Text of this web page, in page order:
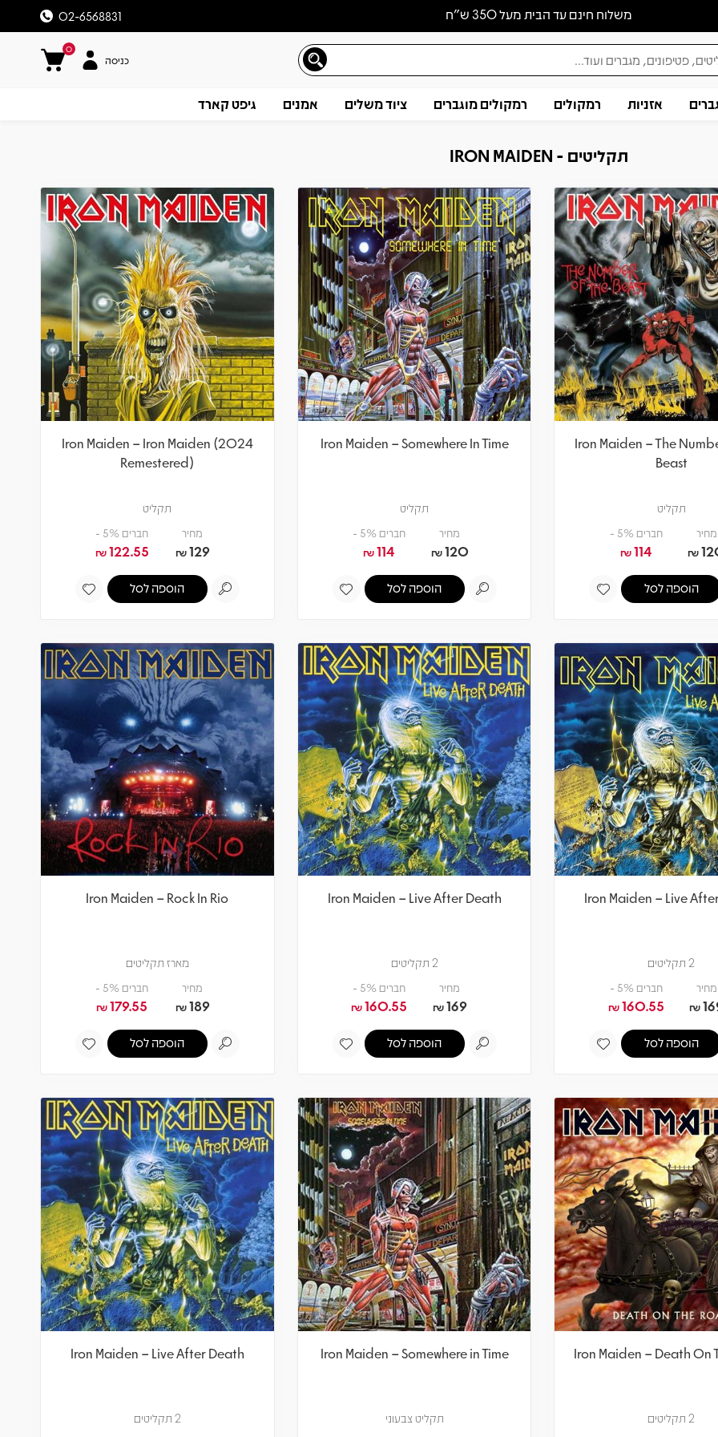
משלוח חינם עד הבית מעל 350 ש״ח 02-6568831
0
כניסה
אזניות רמקולים רמקולים מוגברים ציוד משלים אמנים גיפט קארד
תקליטים - IRON MAIDEN
Iron Maiden – The
Beast
תקליט
מחיר
₪
חברים 5% -
114
₪
הוספה לסל
Iron Maiden – Somewhere In Time
תקליט
מחיר
120
₪
חברים 5% -
114
₪
הוספה לסל
Iron Maiden – Iron Maiden (2024
Remestered)
תקליט
מחיר
129
₪
חברים 5% -
122.55
₪
הוספה לסל
Iron Maiden – Live
2 תקליטים
מחיר
₪
חברים 5% -
160.55
₪
הוספה לסל
Iron Maiden – Live After Death
2 תקליטים
מחיר
169
₪
חברים 5% -
160.55
₪
הוספה לסל
Iron Maiden – Rock In Rio
מארז תקליטים
מחיר
189
₪
חברים 5% -
179.55
₪
הוספה לסל
Iron Maiden – Death On
2 תקליטים
Iron Maiden – Somewhere in Time
תקליט צבעוני
Iron Maiden – Live After Death
2 תקליטים